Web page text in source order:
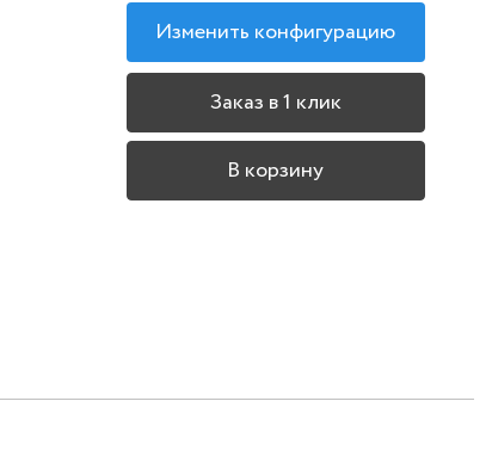
Изменить конфигурацию
Заказ в 1 клик
В корзину